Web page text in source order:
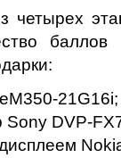
четырех
21G16i;
Sony DVP-